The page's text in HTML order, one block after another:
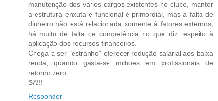
manutenção dos vários cargos existentes no clube, manter
a estrutura enxuta e funcional é primordial, mas a falta de
dinheiro não está relacionada somente à fatores externos,
há muito de falta de competência no que diz respeito à
aplicação dos recursos financeiros.
Chega a ser "estranho" oferecer redução salarial aos baixa
renda, quando gasta-se milhões em profissionais de
retorno zero.
SA!!!
Responder